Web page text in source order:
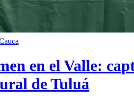
en el Valle:
de Tuluá